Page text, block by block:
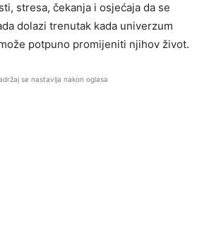
stresa, čekanja i osjećaja da se
dolazi trenutak kada univerzum
potpuno promijeniti njihov život.
se nastavlja nakon oglasa